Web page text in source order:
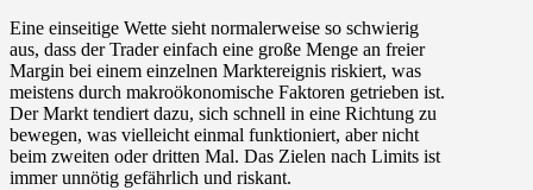
Eine einseitige Wette sieht normalerweise so schwierig
aus, dass der Trader einfach eine große Menge an freier
Margin bei einem einzelnen Marktereignis riskiert, was
meistens durch makroökonomische Faktoren getrieben ist.
Der Markt tendiert dazu, sich schnell in eine Richtung zu
bewegen, was vielleicht einmal funktioniert, aber nicht
beim zweiten oder dritten Mal. Das Zielen nach Limits ist
immer unnötig gefährlich und riskant.